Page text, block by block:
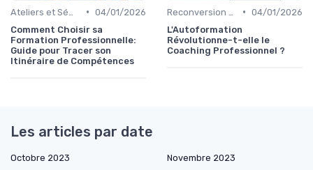
• 04/01/2026
Comment Choisir sa
Formation Professionnelle:
Guide pour Tracer son
Itinéraire de Compétences
• 04/01/2026
L'Autoformation
Révolutionne-t-elle le
Coaching Professionnel ?
Les articles par date
Octobre 2023
Novembre 2023